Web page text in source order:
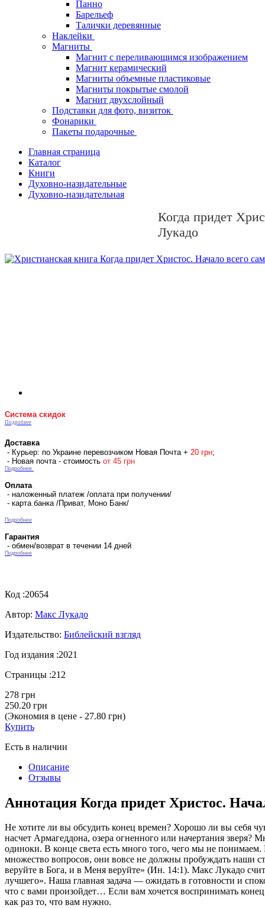
Панно
Барельеф
Талички деревянные
Наклейки
Магниты
Магнит с переливающимся изображением
Магнит керамический
Магниты объемные пластиковые
Магниты покрытые смолой
Магнит двухслойный
Подставки для фото, визиток
Фонарики
Пакеты подарочные
Главная страница
Каталог
Книги
Духовно-назидательные
Духовно-назидательная
Когда придет
Лукадо
Система скидок
Подробнее
Доставка
- Курьер: по Украине перевозчиком Новая Почта + 20 грн;
- Новая почта - стоимость от 45 грн
Подробнее
Оплата
- наложенный платеж /оплата при получении/
- карта банка /Приват, Моно Банк/
Подробнее
Гарантия
- обмен/возврат в течении 14 дней
Подробнее
Код :20654
Автор: Макс Лукадо
Издательство: Библейский взгляд
Год издания :2021
Страницы :212
278 грн
250.20 грн
(Экономия в цене - 27.80 грн)
Купить
Есть в наличии
Описание
Отзывы
Аннотация Когда придет Христос.
Не хотите ли вы обсудить конец времен? Хорошо ли вы себя
насчет Армагеддона, озера огненного или начертания
одиноки. В конце света есть много того, чего мы не
множество вопросов, они вовсе не должны пробуждать наши
веруйте в Бога, и в Меня веруйте» (Ин. 14:1). Макс Лукадо
лучшего». Наша главная задача — ожидать в готовности и
что с вами произойдет… Если вам хочется воспринимать
как раз то, что вам нужно.